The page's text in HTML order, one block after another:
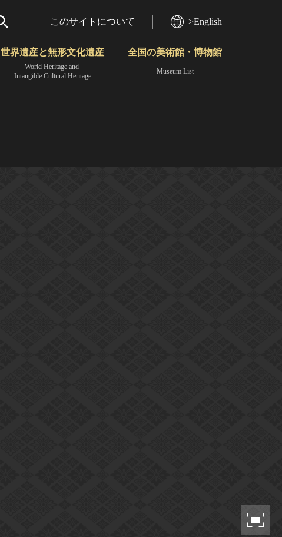
このサイトについて >English
世界遺産と無形文化遺産
World Heritage and
Intangible Cultural Heritage
全国の美術館・博物館
Museum List